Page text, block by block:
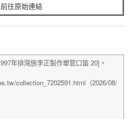
前往原始連結